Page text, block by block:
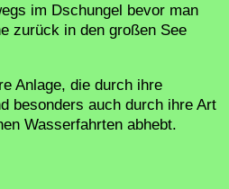
im Dschungel bevor man
zurück in den großen See
Anlage, die durch ihre
besonders auch durch ihre Art
Wasserfahrten abhebt.